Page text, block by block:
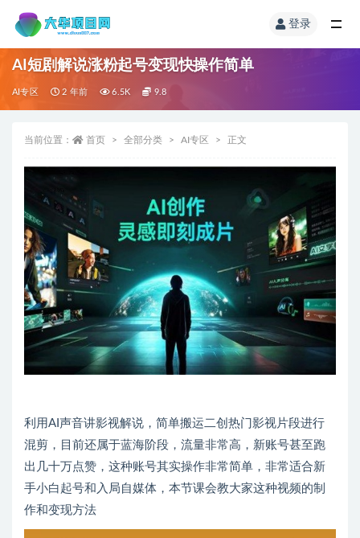
登录
AI短剧解说涨粉起号变现快操作简单
AI专区 2 年前 6.5K 9.8
当前位置： 首页 全部分类 AI专区 正文
利用AI声音讲影视解说，简单搬运二创热门影视片段进行
混剪，目前还属于蓝海阶段，流量非常高，新账号甚至跑
出几十万点赞，这种账号其实操作非常简单，非常适合新
手小白起号和入局自媒体，本节课会教大家这种视频的制
作和变现方法